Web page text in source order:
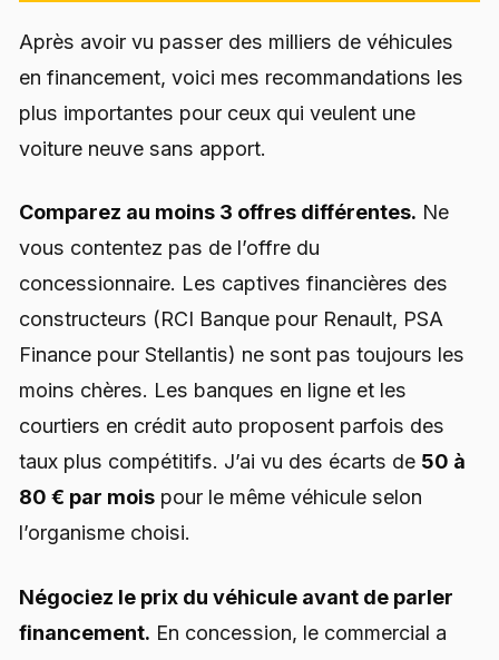
Après avoir vu passer des milliers de véhicules
en financement, voici mes recommandations les
plus importantes pour ceux qui veulent une
voiture neuve sans apport.
Comparez au moins 3 offres différentes. Ne
vous contentez pas de l’offre du
concessionnaire. Les captives financières des
constructeurs (RCI Banque pour Renault, PSA
Finance pour Stellantis) ne sont pas toujours les
moins chères. Les banques en ligne et les
courtiers en crédit auto proposent parfois des
taux plus compétitifs. J’ai vu des écarts de 50 à
80 € par mois pour le même véhicule selon
l’organisme choisi.
Négociez le prix du véhicule avant de parler
financement. En concession, le commercial a